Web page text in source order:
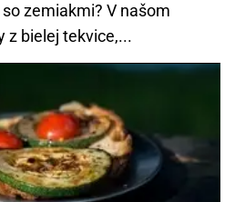
zemiakmi? V našom
z bielej tekvice,...